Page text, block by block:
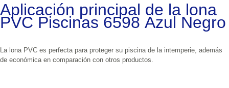
Aplicación principal de la lona
PVC Piscinas 6598 Azul Negro
La lona PVC es perfecta para proteger su piscina de la intemperie, además
de económica en comparación con otros productos.